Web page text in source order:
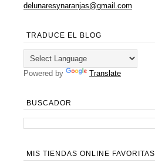
delunaresynaranjas@gmail.com
TRADUCE EL BLOG
Powered by Translate
BUSCADOR
MIS TIENDAS ONLINE FAVORITAS